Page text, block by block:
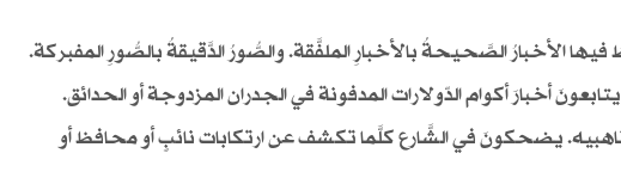
الأخبارُ الصَّحيحةُ بالأخبارِ الملفَّقة. والصُّورُ الدَّقيقةُ بالصُّورِ المفبركة.
أخبارَ أكوام الدّولارات المدفونة في الجدران المزدوجة أو الحدائق.
يضحكونَ في الشَّارع كلَّما تكشف عن ارتكابات نائبٍ أو محافظ أو